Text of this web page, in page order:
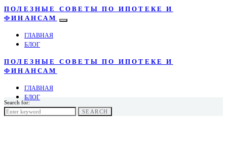
ПОЛЕЗНЫЕ СОВЕТЫ ПО ИПОТЕКЕ И
ФИНАНСАМ
ГЛАВНАЯ
БЛОГ
ПОЛЕЗНЫЕ СОВЕТЫ ПО ИПОТЕКЕ И
ФИНАНСАМ
ГЛАВНАЯ
БЛОГ
Search for:
SEARCH